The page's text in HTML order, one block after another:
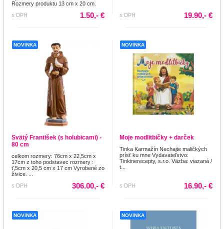
Rozmery produktu 13 cm x 20 cm.
s DPH
1.50,- € s DPH 19.90,- €
NOVINKA
Svätý František (s holubicami) -
80 cm
celkom rozmery: 76cm x 22,5cm x
17cm z toho podstavec rozmery :
ť,5cm x 20,5 cm x 17 cm Vyrobené zo
živice. ...
s DPH
306.00,- €
NOVINKA
Moje modlitbičky + darček
Tinka Karmažín Nechajte maličkých
prísť ku mne Vydavateľstvo:
Tinkinerecepty, s.r.o. Väzba: viazaná /
t...
s DPH 16.90,- €
NOVINKA NOVINKA